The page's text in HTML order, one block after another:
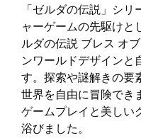
「ゼルダの伝説」シ
ャーゲームの先駆けと
ルダの伝説 ブレス オ
ンワールドデザインと
す。探索や謎解きの要
世界を自由に冒険でき
ゲームプレイと美しい
浴びました。